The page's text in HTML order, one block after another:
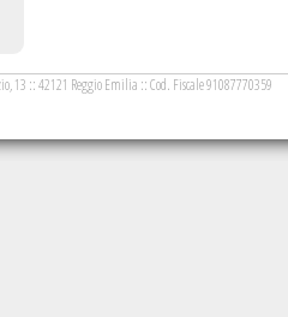
13 ::42121 Reggio Emilia ::Cod. Fiscale 91087770359